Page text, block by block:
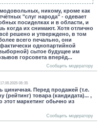
никому, кроме как
"слуг народа" - одевает
посиделках и в области, и
когда их снимают. Хотя отлично
решено и утверждено, в том
всего печально, они
однопартийной
сытое будущее им
горсовета вперёд...
Сообщить модератору
17.08.2025 08:35
циничная. Перед продажей (т.е.
(рейтинг) товара (кандидата)... ,
этот маркетинг обычно из
Сообщить модератору